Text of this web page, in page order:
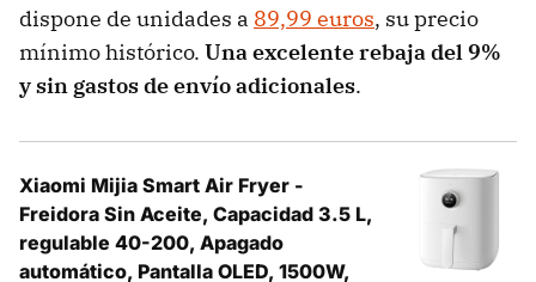
dispone de unidades a 89,99 euros, su precio
mínimo histórico. Una excelente rebaja del 9%
y sin gastos de envío adicionales.
Xiaomi Mijia Smart Air Fryer -
Freidora Sin Aceite, Capacidad 3.5 L,
regulable 40-200, Apagado
automático, Pantalla OLED, 1500W,